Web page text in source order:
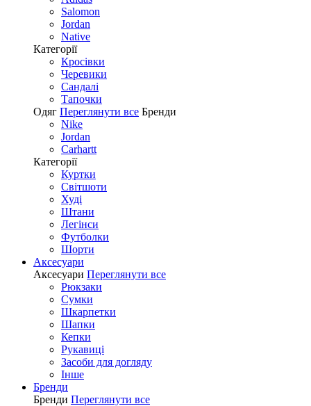
Salomon
Jordan
Native
Категорії
Кросівки
Черевики
Сандалі
Tапочки
Одяг Переглянути все Бренди
Nike
Jordan
Carhartt
Категорії
Куртки
Світшоти
Худі
Штани
Легінси
Футболки
Шорти
Аксесуари
Аксесуари Переглянути все
Рюкзаки
Сумки
Шкарпетки
Шапки
Кепки
Рукавиці
Засоби для догляду
Інше
Бренди
Бренди Переглянути все